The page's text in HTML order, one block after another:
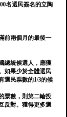
名選民簽名的立陶
前兩個月的最後一
總統候選人，應獲
如果少於全體選民
選民票數的1/3的候
票數，則第二輪投
反對。獲得更多選